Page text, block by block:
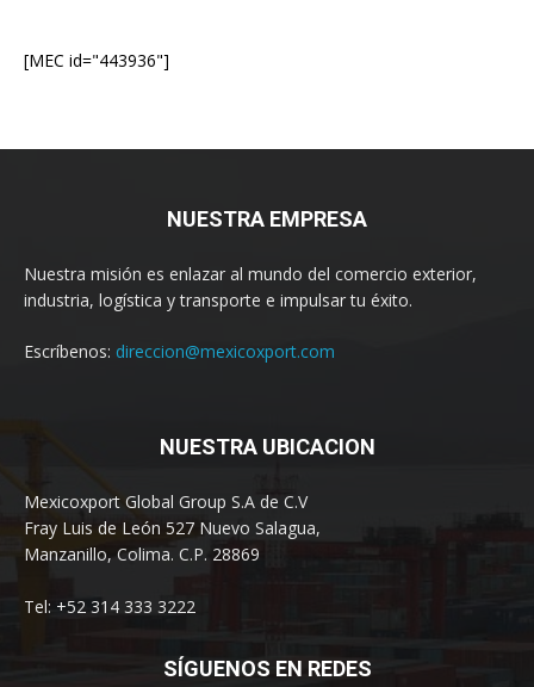
[MEC id="443936"]
NUESTRA EMPRESA
Nuestra misión es enlazar al mundo del comercio exterior,
industria, logística y transporte e impulsar tu éxito.
Escríbenos: direccion@mexicoxport.com
NUESTRA UBICACION
Mexicoxport Global Group S.A de C.V
Fray Luis de León 527 Nuevo Salagua,
Manzanillo, Colima. C.P. 28869
Tel: +52 314 333 3222
SÍGUENOS EN REDES